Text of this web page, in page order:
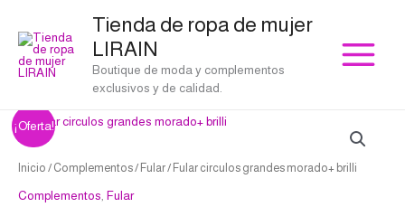
contenido
Tienda de ropa de mujer
LIRAIN
Boutique de moda y complementos
exclusivos y de calidad.
¡Oferta!
Inicio / Complementos/ Fular/ Fular circulos grandes morado+ brilli
Complementos, Fular
El
precio
original
El
precio
actual
Fular
circulos
grandes
morado+